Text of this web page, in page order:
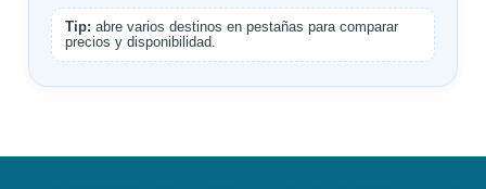
Tip: abre varios destinos en pestañas para comparar
precios y disponibilidad.